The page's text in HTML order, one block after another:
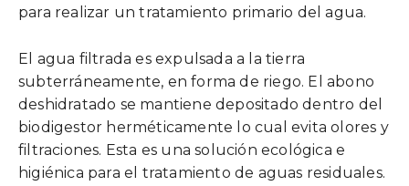
para realizar un tratamiento primario del agua.
El agua filtrada es expulsada a la tierra
subterráneamente, en forma de riego. El abono
deshidratado se mantiene depositado dentro del
biodigestor herméticamente lo cual evita olores y
filtraciones. Esta es una solución ecológica e
higiénica para el tratamiento de aguas residuales.